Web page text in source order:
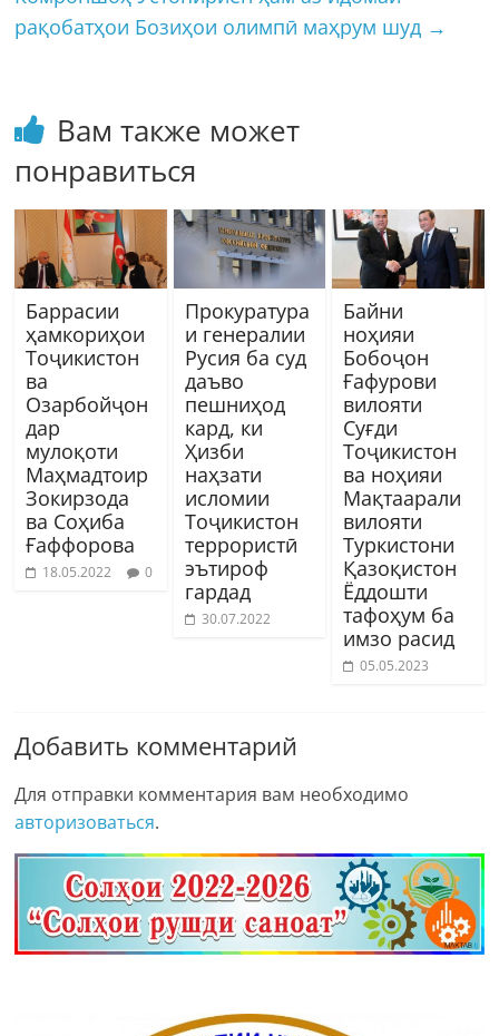
рақобатҳои Бозиҳои олимпӣ маҳрум шуд →
Вам также может
понравиться
Баррасии
ҳамкориҳои
Тоҷикистон
ва
Озарбойҷон
дар
мулоқоти
Маҳмадтоир
Зокирзода
ва Соҳиба
Ғаффорова
18.05.2022 0
Прокуратура
и генералии
Русия ба суд
даъво
пешниҳод
кард, ки
Ҳизби
наҳзати
исломии
Тоҷикистон
террористӣ
эътироф
гардад
30.07.2022
Байни
ноҳияи
Бобоҷон
Ғафурови
вилояти
Суғди
Тоҷикистон
ва ноҳияи
Мақтаарали
вилояти
Туркистони
Қазоқистон
Ёддошти
тафоҳум ба
имзо расид
05.05.2023
Добавить комментарий
Для отправки комментария вам необходимо
авторизоваться.